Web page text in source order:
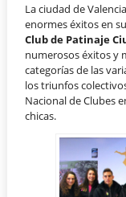
La ciudad de
enormes éxitos en
Club de Patinaje
numerosos éxitos y
categorías de las
los triunfos
Nacional de Clubes
chicas.